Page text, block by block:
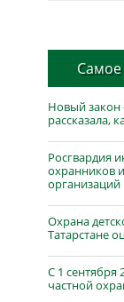
Самое
Новый закон
рассказала,
Росгвардия
охранников
организаций
Охрана
Татарстане
С 1 сентября
частной